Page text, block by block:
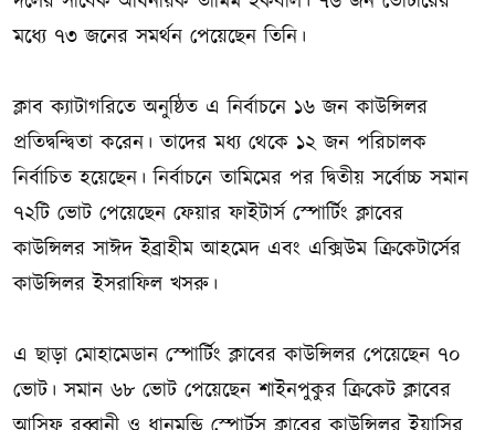
মধ্যে ৭৩ জনের সমর্থন পেয়েছেন তিনি।
ক্লাব ক্যাটাগরিতে অনুষ্ঠিত এ নির্বাচনে ১৬ জন কাউন্সিলর
প্রতিদ্বন্দ্বিতা করেন। তাদের মধ্য থেকে ১২ জন পরিচালক
নির্বাচিত হয়েছেন। নির্বাচনে তামিমের পর দ্বিতীয় সর্বোচ্চ সমান
৭২টি ভোট পেয়েছেন ফেয়ার ফাইটার্স স্পোর্টিং ক্লাবের
কাউন্সিলর সাঈদ ইব্রাহীম আহমেদ এবং এক্সিউম ক্রিকেটার্সের
কাউন্সিলর ইসরাফিল খসরু।
এ ছাড়া মোহামেডান স্পোর্টিং ক্লাবের কাউন্সিলর পেয়েছেন ৭০
ভোট। সমান ৬৮ ভোট পেয়েছেন শাইনপুকুর ক্রিকেট ক্লাবের